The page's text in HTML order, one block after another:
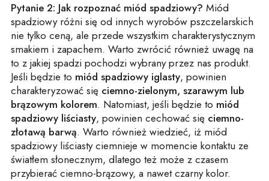
Pytanie 2: Jak rozpoznać miód spadziowy? Miód
spadziowy różni się od innych wyrobów pszczelarskich
nie tylko ceną, ale przede wszystkim charakterystycznym
smakiem i zapachem. Warto zwrócić również uwagę na
to z jakiej spadzi pochodzi wybrany przez nas produkt.
Jeśli będzie to miód spadziowy iglasty, powinien
charakteryzować się ciemno-zielonym, szarawym lub
brązowym kolorem. Natomiast, jeśli będzie to miód
spadziowy liściasty, powinien cechować się ciemno-
złotawą barwą. Warto również wiedzieć, iż miód
spadziowy liściasty ciemnieje w momencie kontaktu ze
światłem słonecznym, dlatego też może z czasem
przybierać ciemno-brązowy, a nawet czarny kolor.